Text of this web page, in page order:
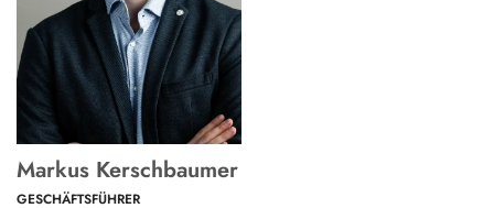
Markus Kerschbaumer
GESCHÄFTSFÜHRER